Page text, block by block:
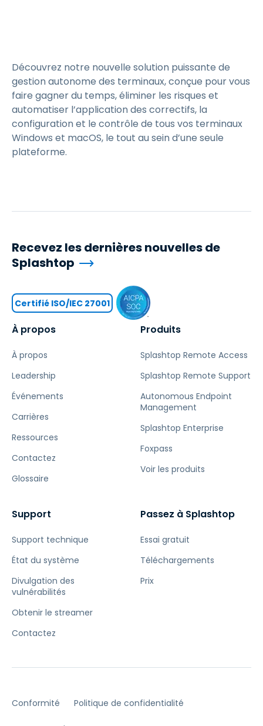
Découvrez notre nouvelle solution puissante de
gestion autonome des terminaux, conçue pour vous
faire gagner du temps, éliminer les risques et
automatiser l’application des correctifs, la
configuration et le contrôle de tous vos terminaux
Windows et macOS, le tout au sein d’une seule
plateforme.
À propos
À propos
Leadership
Événements
Carrières
Ressources
Contactez
Glossaire
Produits
Splashtop Remote Access
Splashtop Remote Support
Autonomous Endpoint
Management
Splashtop Enterprise
Foxpass
Voir les produits
Support
Support technique
État du système
Divulgation des
vulnérabilités
Obtenir le streamer
Contactez
Passez à Splashtop
Essai gratuit
Téléchargements
Prix
Recevez les dernières nouvelles de
Splashtop
Certifié ISO/IEC 27001
Conformité Politique de confidentialité